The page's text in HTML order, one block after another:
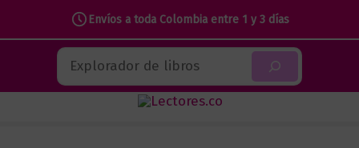
Envíos a toda Colombia entre 1 y 3 días
contenido
Buscar